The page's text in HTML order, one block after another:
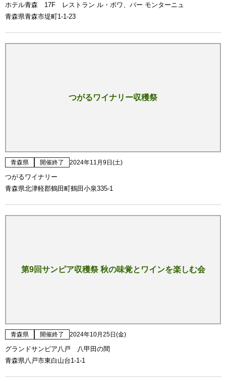
ホテル青森 17F レストラン ル・ボワ、バー モンターニュ
青森県青森市堤町1-1-23
つがるワイナリー収穫祭
青森県 開催終了 2024年11月9日(土)
つがるワイナリー
青森県北津軽郡鶴田町鶴田小泉335-1
第9回サンピア収穫祭 秋の味覚とワインを楽しむ会
青森県 開催終了 2024年10月25日(金)
グランドサンピア八戸 八甲田の間
青森県八戸市東白山台1-1-1